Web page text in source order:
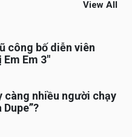
View All
công bố diễn viên
Em 3″
càng nhiều người chạy